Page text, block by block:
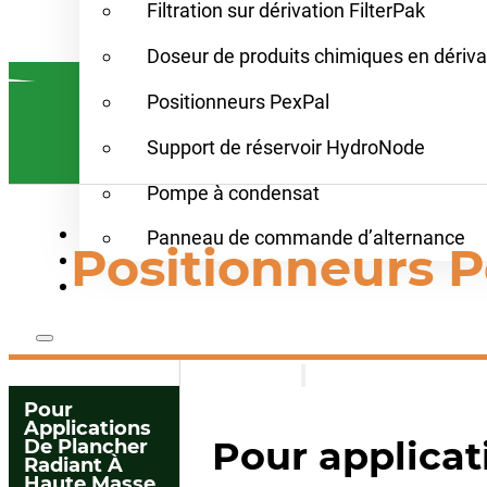
Filtration sur dérivation FilterPak
Doseur de produits chimiques en
Positionneurs PexPal
Support de réservoir HydroNode
Pompe à condensat
Panneau de commande d’alternance
Trouver un représentant
Ressources
Contact
Accueil
Produits chimiques
Déminéralisateur
Positionneurs
Pour
Applications
De Plancher
Radiant À
Pour